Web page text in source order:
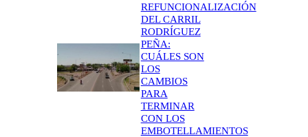
REFUNCIONALIZACIÓN
DEL CARRIL
RODRÍGUEZ
PEÑA:
CUÁLES SON
LOS
CAMBIOS
PARA
TERMINAR
CON LOS
EMBOTELLAMIENTOS